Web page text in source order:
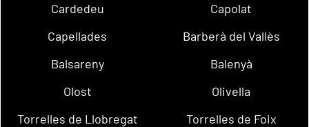
Cardedeu
Capolat
Capellades
Barberà del Vallès
Balsareny
Balenyà
Olost
Olivella
Torrelles de Llobregat
Torrelles de Foix